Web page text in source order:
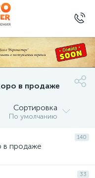
в продаже
Сортировка
По умолчанию
140
в продаже
33